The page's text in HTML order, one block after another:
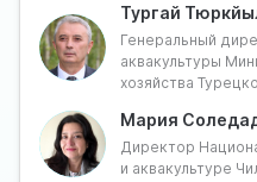
опытом и сверки
определения дальнейших
наращивания
Именно поэтому
аквакультурной
Международный
объединит основные
Тургай
Генеральный
аквакультуры
хозяйства
Мария
Директор
и аквакультуре